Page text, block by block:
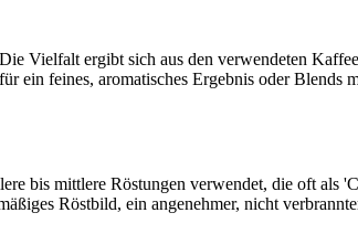
Vielfalt ergibt sich aus den verwendeten
ein feines, aromatisches Ergebnis oder
bis mittlere Röstungen verwendet, die oft als
Röstbild, ein angenehmer, nicht